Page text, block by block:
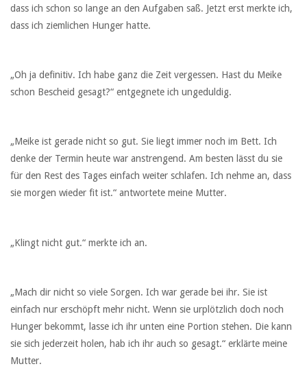
dass ich schon so lange an den Aufgaben saß. Jetzt erst merkte ich,
dass ich ziemlichen Hunger hatte.
„Oh ja definitiv. Ich habe ganz die Zeit vergessen. Hast du Meike
schon Bescheid gesagt?“ entgegnete ich ungeduldig.
„Meike ist gerade nicht so gut. Sie liegt immer noch im Bett. Ich
denke der Termin heute war anstrengend. Am besten lässt du sie
für den Rest des Tages einfach weiter schlafen. Ich nehme an, dass
sie morgen wieder fit ist.“ antwortete meine Mutter.
„Klingt nicht gut.“ merkte ich an.
„Mach dir nicht so viele Sorgen. Ich war gerade bei ihr. Sie ist
einfach nur erschöpft mehr nicht. Wenn sie urplötzlich doch noch
Hunger bekommt, lasse ich ihr unten eine Portion stehen. Die kann
sie sich jederzeit holen, hab ich ihr auch so gesagt.“ erklärte meine
Mutter.